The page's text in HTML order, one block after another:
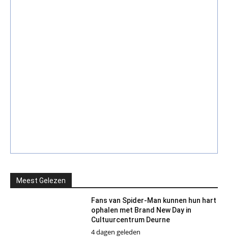
Meest Gelezen
Fans van Spider-Man kunnen hun hart
ophalen met Brand New Day in
Cultuurcentrum Deurne
4 dagen geleden